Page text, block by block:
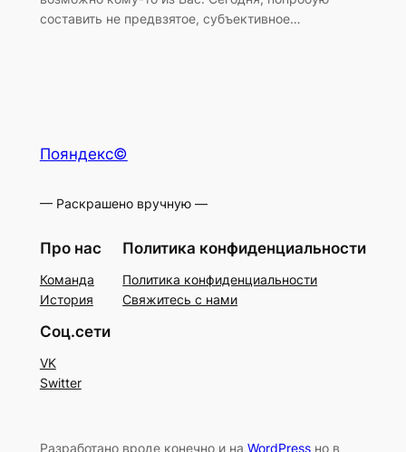
составить не предвзятое, субъективное…
Пояндекс©
— Раскрашено вручную —
Про нас
Команда
История
Политика конфиденциальности
Политика конфиденциальности
Свяжитесь с нами
Соц.сети
VK
Switter
Разработано вроде конечно и на WordPressно в